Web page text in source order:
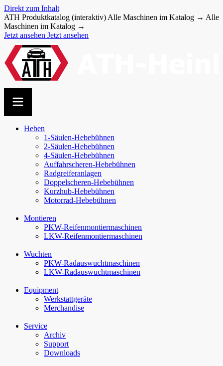
Direkt zum Inhalt
ATH Produktkatalog (interaktiv) Alle Maschinen im Katalog → Alle
Maschinen im Katalog →
Jetzt ansehen Jetzt ansehen
Heben
1-Säulen-Hebebühnen
2-Säulen-Hebebühnen
4-Säulen-Hebebühnen
Auffahr­scheren-​Hebebühnen
Radgreiferanlagen
Doppel­scheren-​Hebebühnen
Kurzhub-Hebebühnen
Motorrad-Hebebühnen
Montieren
PKW-Reifenmontiermaschinen
LKW-Reifenmontiermaschinen
Wuchten
PKW-Rad­auswucht­maschinen
LKW-Rad­auswucht­maschinen
Equipment
Werkstattgeräte
Merchandise
Service
Archiv
Support
Downloads